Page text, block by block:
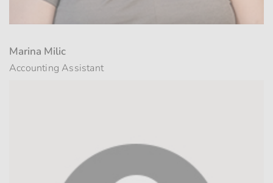
Marina Milic
Accounting Assistant